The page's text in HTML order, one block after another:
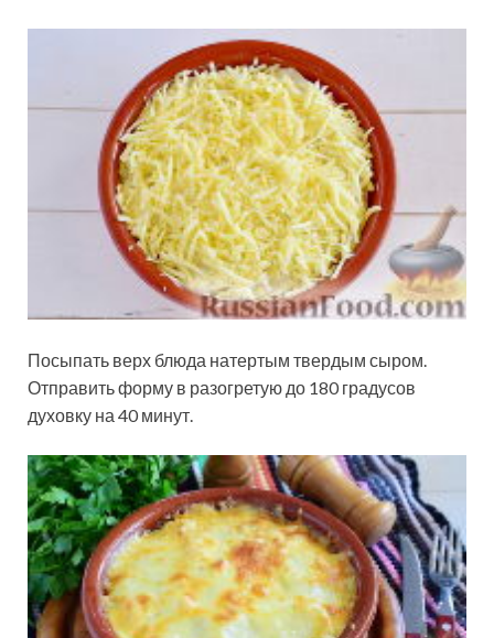
Посыпать верх блюда натертым твердым сыром.
Отправить форму в разогретую до 180 градусов
духовку на 40 минут.